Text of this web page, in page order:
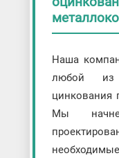
Наша
любой из
цинкования
Мы